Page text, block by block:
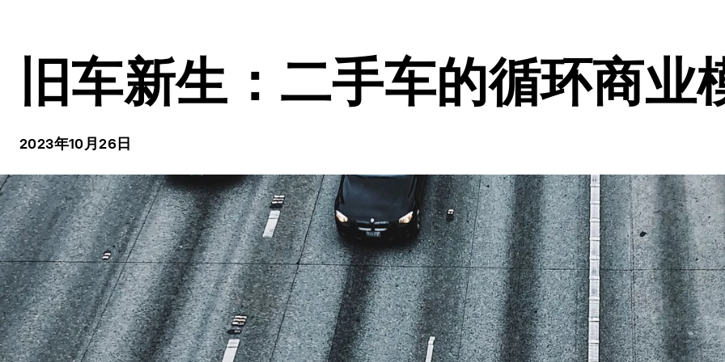
旧车新生：二手车的循环商业
2023年10月26日